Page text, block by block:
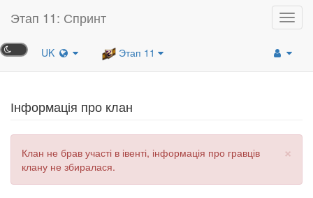
Этап 11: Спринт
UK Этап 11
Інформація про клан
×
Клан не брав участі в івенті, інформація про гравців
клану не збиралася.